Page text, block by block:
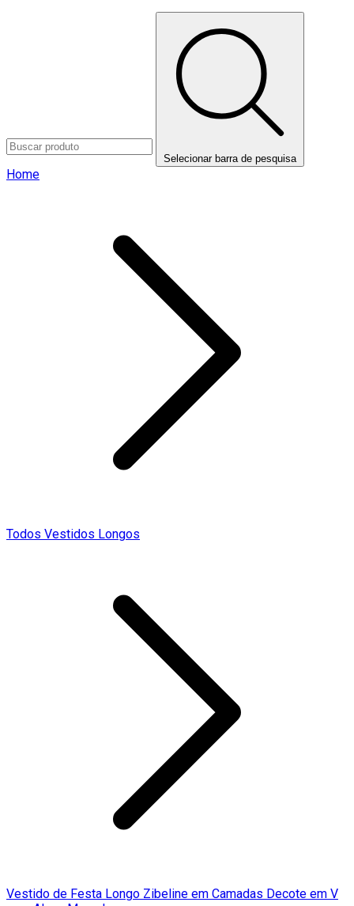
Selecionar barra de pesquisa
Home
Todos Vestidos Longos
Vestido de Festa Longo Zibeline em Camadas Decote em V